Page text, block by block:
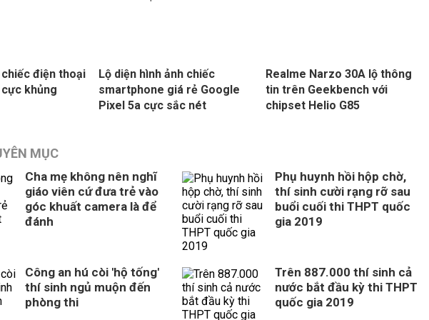
điện thoại
khủng
Lộ diện hình ảnh chiếc
smartphone giá rẻ Google
Pixel 5a cực sắc nét
Realme Narzo 30A lộ thông
tin trên Geekbench với
chipset Helio G85
MỤC
Cha mẹ không nên nghĩ
giáo viên cứ đưa trẻ vào
góc khuất camera là để
đánh
Phụ huynh hồi hộp chờ,
thí sinh cười rạng rỡ sau
buổi cuối thi THPT quốc
gia 2019
Công an hú còi 'hộ tống'
thí sinh ngủ muộn đến
phòng thi
Trên 887.000 thí sinh cả
nước bắt đầu kỳ thi THPT
quốc gia 2019